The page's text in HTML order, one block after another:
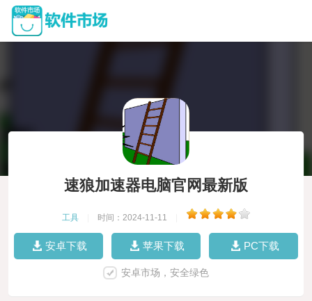
速狼加速器电脑官网最新版
工具 时间：2024-11-11
安卓下载 苹果下载 PC下载
安卓市场，安全绿色